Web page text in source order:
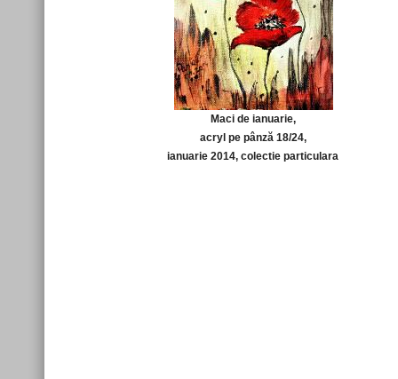
Maci de ianuarie,
acryl pe pânză 18/24,
ianuarie 2014, colectie particulara